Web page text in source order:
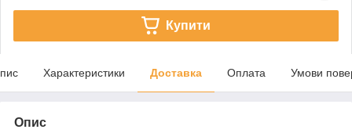
Купити
Характеристики Доставка Оплата Умови
Опис